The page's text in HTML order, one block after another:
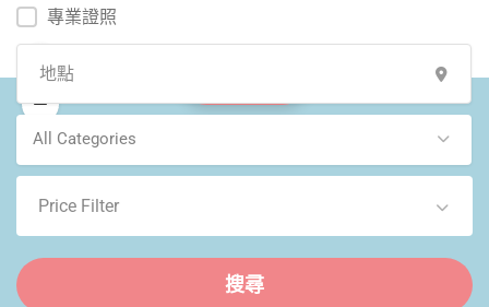
專業證照
All Categories
Price Filter
搜尋